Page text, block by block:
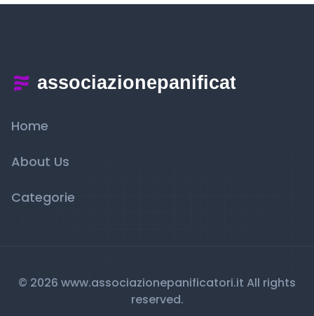
Home
About Us
Categorie
© 2026 www.associazionepanificatori.it All rights
reserved.